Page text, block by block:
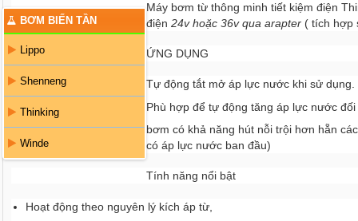
BƠM BIẾN TẦN
Lippo
Shenneng
Thinking
Winde
Máy bơm từ thông minh tiết kiệm điện
điện 24v hoặc 36v qua arapter ( tích hợp
ỨNG DỤNG
Tự động tắt mở áp lực nước khi sử dụng.
Phù hợp để tự động tăng áp lực nước
bơm có khả năng hút nỗi trội hơn hẵn
có áp lực nước ban đầu)
Tính năng nổi bật
Hoạt động theo nguyên lý kích áp từ,